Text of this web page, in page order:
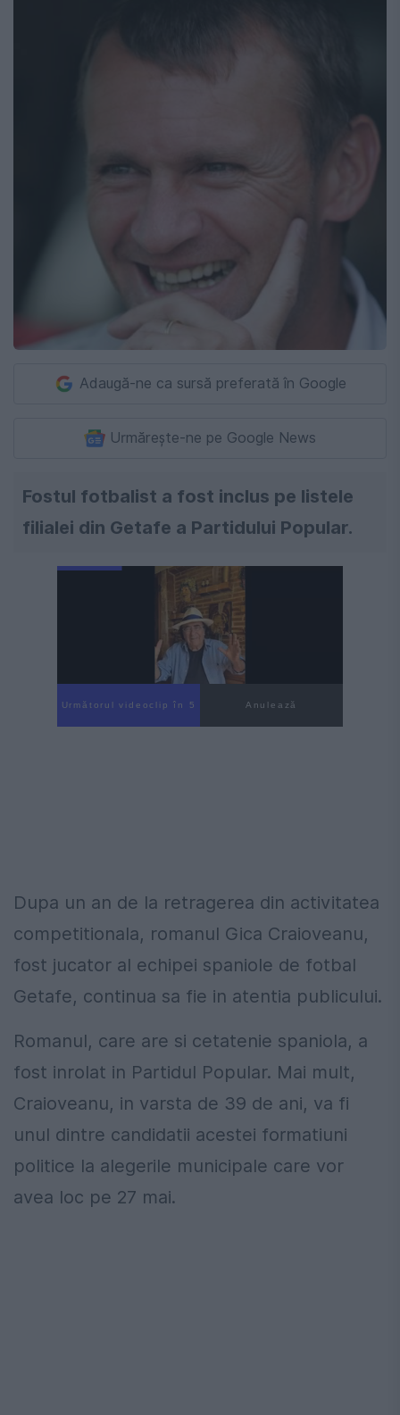
Adaugă-ne ca sursă preferată în Google
Urmărește-ne pe Google News
Fostul fotbalist a fost inclus pe listele
filialei din Getafe a Partidului Popular.
Următorul videoclip în 4 Anulează
Dupa un an de la retragerea din activitatea
competitionala, romanul Gica Craioveanu,
fost jucator al echipei spaniole de fotbal
Getafe, continua sa fie in atentia publicului.
Romanul, care are si cetatenie spaniola, a
fost inrolat in Partidul Popular. Mai mult,
Craioveanu, in varsta de 39 de ani, va fi
unul dintre candidatii acestei formatiuni
politice la alegerile municipale care vor
avea loc pe 27 mai.